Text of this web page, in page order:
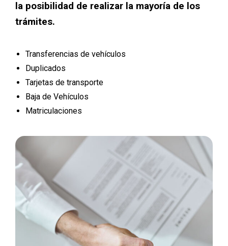
la posibilidad de realizar la mayoría de los
trámites.
Transferencias de vehículos
Duplicados
Tarjetas de transporte
Baja de Vehículos
Matriculaciones